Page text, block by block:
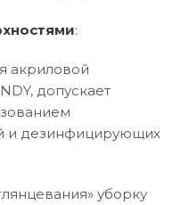
:
акриловой
допускает
и дезинфицирующих
уборку